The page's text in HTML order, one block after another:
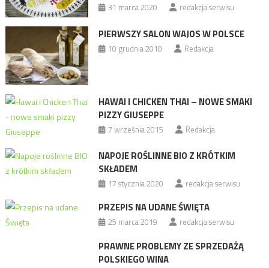
31 marca 2020 redakcja serwisu
PIERWSZY SALON WAJOS W POLSCE
10 grudnia 2010 Redakcja
HAWAI I CHICKEN THAI – NOWE SMAKI
PIZZY GIUSEPPE
7 września 2015 Redakcja
NAPOJE ROŚLINNE BIO Z KRÓTKIM
SKŁADEM
17 stycznia 2020 redakcja serwisu
PRZEPIS NA UDANE ŚWIĘTA
25 marca 2019 redakcja serwisu
PRAWNE PROBLEMY ZE SPRZEDAŻĄ
POLSKIEGO WINA